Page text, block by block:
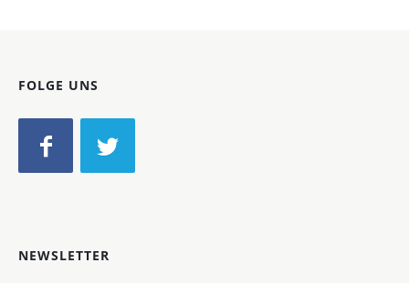
FOLGE UNS
NEWSLETTER